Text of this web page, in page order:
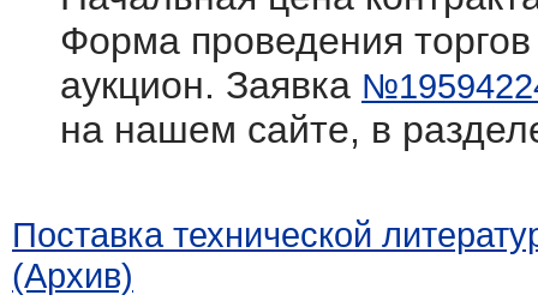
Форма проведения
аукцион. Заявка
на нашем сайте, в
Поставка технической
(Архив)